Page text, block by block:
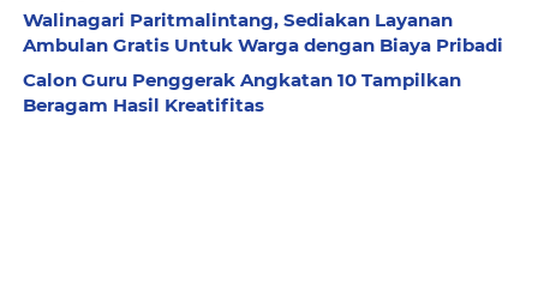
Walinagari Paritmalintang, Sediakan Layanan
Ambulan Gratis Untuk Warga dengan Biaya Pribadi
Calon Guru Penggerak Angkatan 10 Tampilkan
Beragam Hasil Kreatifitas